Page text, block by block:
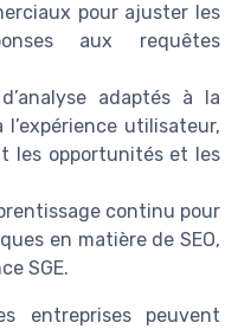
pour ajuster les
aux requêtes
adaptés à la
utilisateur,
les opportunités et les
continu pour
en matière de SEO,
SGE.
entreprises peuvent